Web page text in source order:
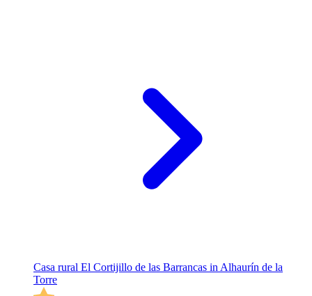
Casa rural El Cortijillo de las Barrancas in Alhaurín de la
Torre